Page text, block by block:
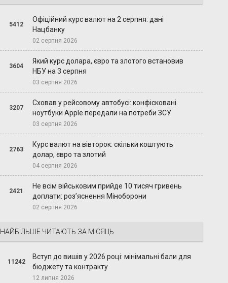
5412
Офіційний курс валют на 2 серпня: дані
Нацбанку
02 серпня 2026
3604
Який курс долара, євро та злотого встановив
НБУ на 3 серпня
03 серпня 2026
3207
Сховав у рейсовому автобусі: конфісковані
ноутбуки Apple передали на потреби ЗСУ
03 серпня 2026
2763
Курс валют на вівторок: скільки коштують
долар, євро та злотий
04 серпня 2026
2421
Не всім військовим прийде 10 тисяч гривень
доплати: роз’яснення Міноборони
02 серпня 2026
НАЙБІЛЬШЕ ЧИТАЮТЬ ЗА МІСЯЦЬ
11242
Вступ до вишів у 2026 році: мінімальні бали для
бюджету та контракту
12 липня 2026